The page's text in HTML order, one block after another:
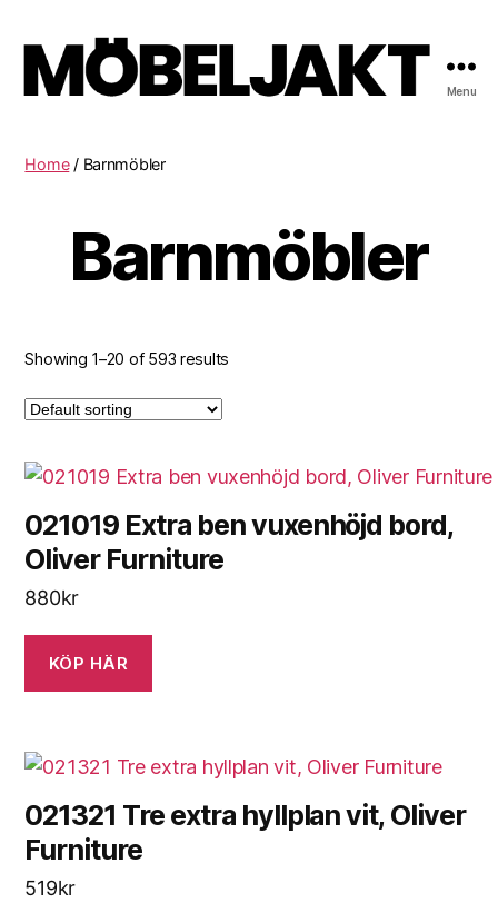
Menu
Home/ Barnmöbler
Barnmöbler
Showing 1–20 of 593 results
021019 Extra ben vuxenhöjd bord,
Oliver Furniture
880kr
KÖP HÄR
021321 Tre extra hyllplan vit, Oliver
Furniture
519kr